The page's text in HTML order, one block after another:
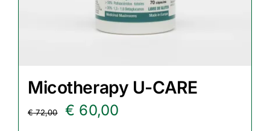
Micotherapy U-CARE
€72,00
El
€ 60,00